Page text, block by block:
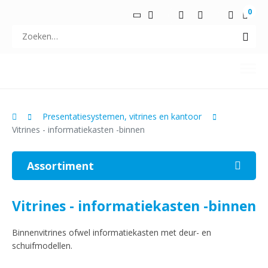
0
Presentatiesystemen, vitrines en kantoor
Vitrines - informatiekasten -binnen
Assortiment
Vlaggen-spandoeken-tenten-parasols
Vlaggenmasten en -stokken
Presentatiesystemen en vitrines
Vitrines - informatiekasten -binnen
Binnenvitrines ofwel informatiekasten met deur- en
schuifmodellen.